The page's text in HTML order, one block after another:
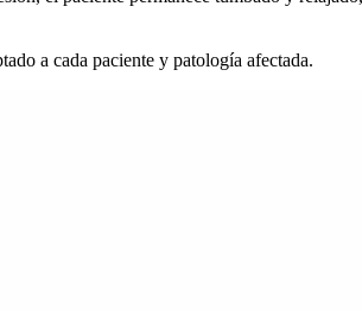
a cada paciente y patología afectada.